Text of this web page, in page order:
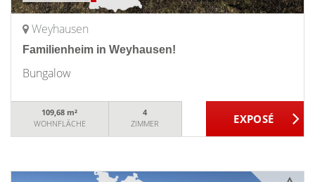
Weyhausen
Familienheim in Weyhausen!
Bungalow
109,68 m²
WOHNFLÄCHE
4
ZIMMER